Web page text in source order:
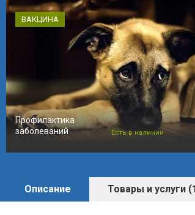
ВАКЦИНА
Профилактика
заболеваний
Есть в наличии
Описание Товары и услуги